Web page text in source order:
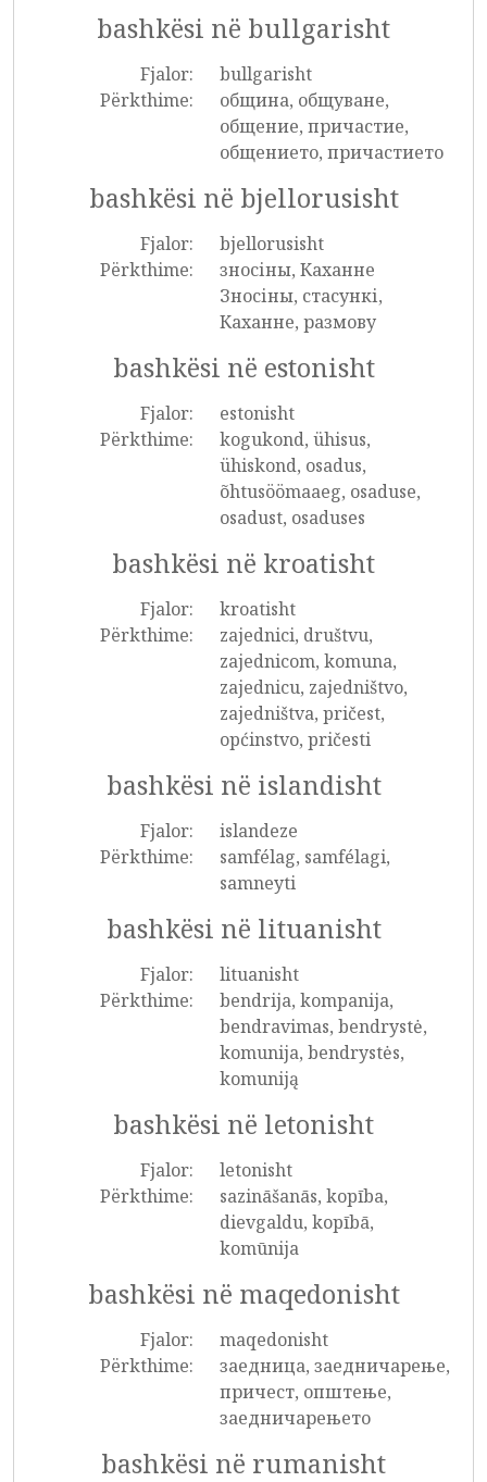
bashkësi në bullgarisht
Fjalor:
bullgarisht
Përkthime:
община, общуване,
общение, причастие,
общението, причастието
bashkësi në bjellorusisht
Fjalor:
bjellorusisht
Përkthime:
зносіны, Каханне
Зносіны, стасункі,
Каханне, размову
bashkësi në estonisht
Fjalor:
estonisht
Përkthime:
kogukond, ühisus,
ühiskond, osadus,
õhtusöömaaeg, osaduse,
osadust, osaduses
bashkësi në kroatisht
Fjalor:
kroatisht
Përkthime:
zajednici, društvu,
zajednicom, komuna,
zajednicu, zajedništvo,
zajedništva, pričest,
općinstvo, pričesti
bashkësi në islandisht
Fjalor:
islandeze
Përkthime:
samfélag, samfélagi,
samneyti
bashkësi në lituanisht
Fjalor:
lituanisht
Përkthime:
bendrija, kompanija,
bendravimas, bendrystė,
komunija, bendrystės,
komuniją
bashkësi në letonisht
Fjalor:
letonisht
Përkthime:
sazināšanās, kopība,
dievgaldu, kopībā,
komūnija
bashkësi në maqedonisht
Fjalor:
maqedonisht
Përkthime:
заедница, заедничарење,
причест, општење,
заедничарењето
bashkësi në rumanisht